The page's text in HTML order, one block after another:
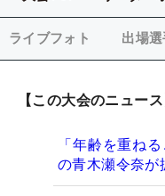
ライブフォト 出場選
【この大会のニュース
「年齢を重ね
の青木瀬令奈が